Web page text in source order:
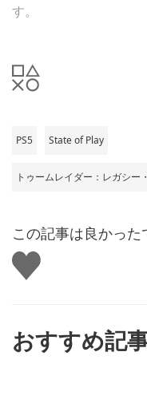
す。
PS5 State of Play
トゥームレイダー：レガシー
この記事は良かった
い
い
おすすめ記